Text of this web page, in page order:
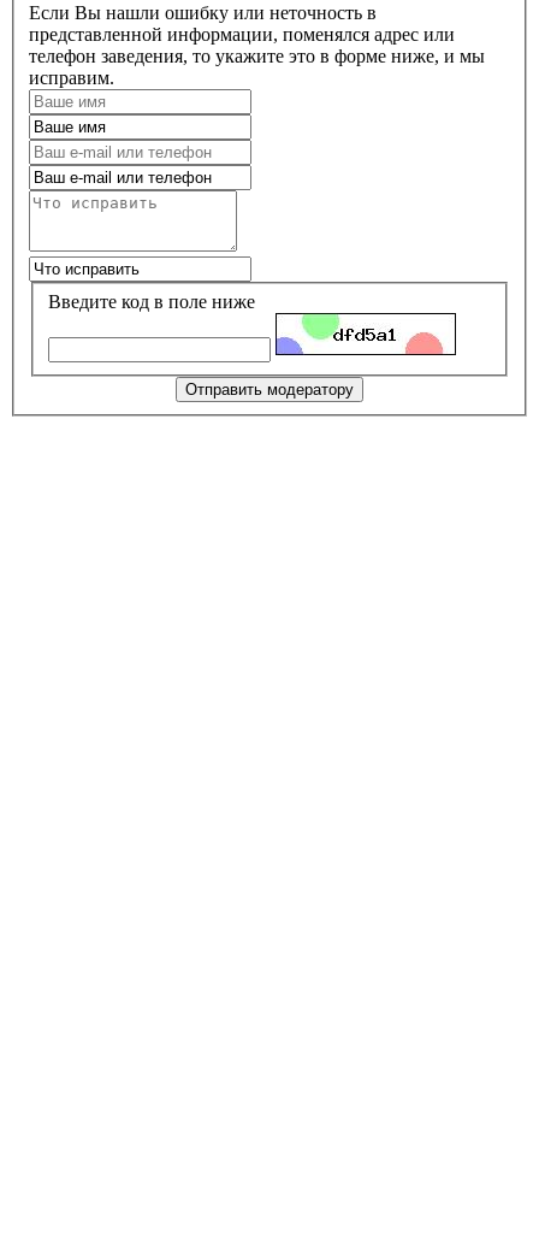
Если Вы нашли ошибку или неточность в
представленной информации, поменялся адрес или
телефон заведения, то укажите это в форме ниже, и мы
исправим.
Введите код в поле ниже
Отправить модератору